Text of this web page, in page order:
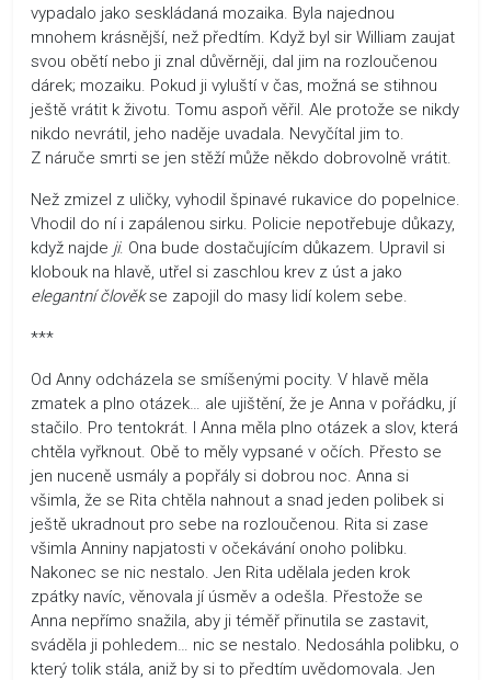
vypadalo jako seskládaná mozaika. Byla najednou
mnohem krásnější, než předtím. Když byl sir William zaujat
svou obětí nebo ji znal důvěrněji, dal jim na rozloučenou
dárek; mozaiku. Pokud ji vyluští v čas, možná se stihnou
ještě vrátit k životu. Tomu aspoň věřil. Ale protože se nikdy
nikdo nevrátil, jeho naděje uvadala. Nevyčítal jim to.
Z náruče smrti se jen stěží může někdo dobrovolně vrátit.
Než zmizel z uličky, vyhodil špinavé rukavice do popelnice.
Vhodil do ní i zapálenou sirku. Policie nepotřebuje důkazy,
když najde ji. Ona bude dostačujícím důkazem. Upravil si
klobouk na hlavě, utřel si zaschlou krev z úst a jako
elegantní člověkse zapojil do masy lidí kolem sebe.
***
Od Anny odcházela se smíšenými pocity. V hlavě měla
zmatek a plno otázek… ale ujištění, že je Anna v pořádku, jí
stačilo. Pro tentokrát. I Anna měla plno otázek a slov, která
chtěla vyřknout. Obě to měly vypsané v očích. Přesto se
jen nuceně usmály a popřály si dobrou noc. Anna si
všimla, že se Rita chtěla nahnout a snad jeden polibek si
ještě ukradnout pro sebe na rozloučenou. Rita si zase
všimla Anniny napjatosti v očekávání onoho polibku.
Nakonec se nic nestalo. Jen Rita udělala jeden krok
zpátky navíc, věnovala jí úsměv a odešla. Přestože se
Anna nepřímo snažila, aby ji téměř přinutila se zastavit,
sváděla ji pohledem… nic se nestalo. Nedosáhla polibku, o
který tolik stála, aniž by si to předtím uvědomovala. Jen